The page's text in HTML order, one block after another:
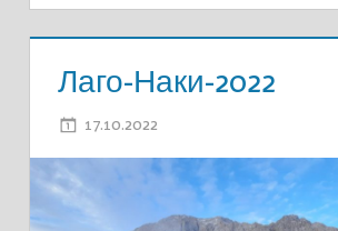
Лаго-Наки-2022
17.10.2022